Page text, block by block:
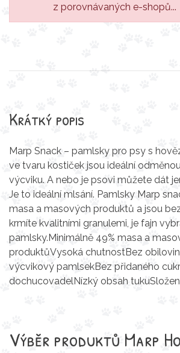
z porovnávaných e-shopů...
Krátký popis
Marp Snack – pamlsky pro psy s
ve tvaru kostiček jsou ideální
výcviku. A nebo je psovi můžete dát
Je to ideální mlsání. Pamlsky Marp
masa a masových produktů a jsou
krmíte kvalitními granulemi, je fajn
pamlsky.Minimálně 49% masa a
produktůVysoká chutnostBez
výcvikový pamlsekBez přidaného
dochucovadelNízký obsah
Výběr produktů Marp